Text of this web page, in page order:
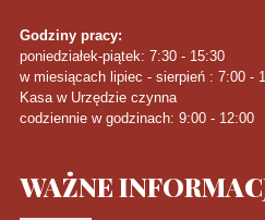
Godziny pracy:
poniedziałek-piątek: 7:30 - 15:30
w miesiącach lipiec - sierpień : 7:00 -
Kasa w Urzędzie czynna
codziennie w godzinach: 9:00 - 12:00
WAŻNE